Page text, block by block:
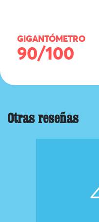
GIGANTÓMETRO
90/100
Otras reseñas